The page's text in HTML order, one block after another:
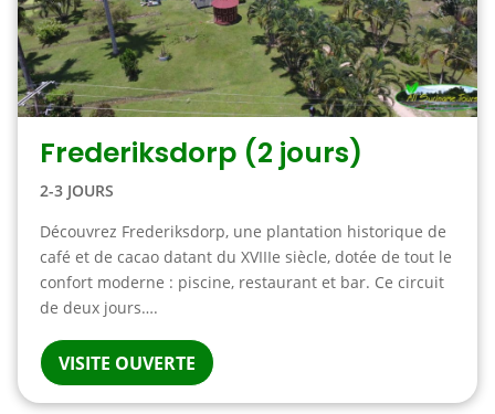
Frederiksdorp (2 jours)
2-3 JOURS
Découvrez Frederiksdorp, une plantation historique de
café et de cacao datant du XVIIIe siècle, dotée de tout le
confort moderne : piscine, restaurant et bar. Ce circuit
de deux jours….
VISITE OUVERTE